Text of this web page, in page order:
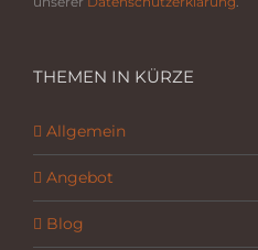
THEMEN IN KÜRZE
Allgemein
Angebot
Blog